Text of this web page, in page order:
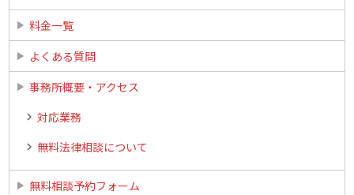
料金一覧
よくある質問
事務所概要・アクセス
対応業務
無料法律相談について
無料相談予約フォーム